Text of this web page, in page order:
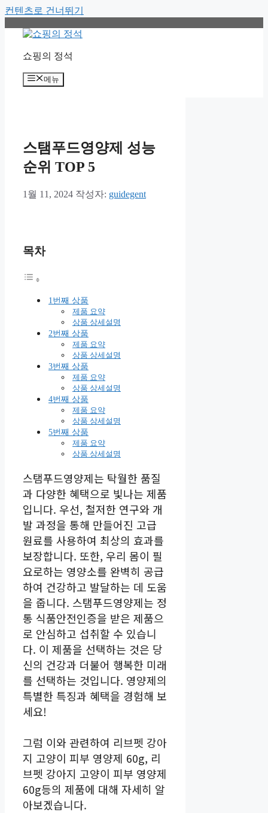
컨텐츠로 건너뛰기
쇼핑의 정석
메뉴
스탬푸드영양제 성능
순위 TOP 5
1월 11, 2024 작성자: guidegent
목차
1번째 상품
제품 요약
상품 상세설명
2번째 상품
제품 요약
상품 상세설명
3번째 상품
제품 요약
상품 상세설명
4번째 상품
제품 요약
상품 상세설명
5번째 상품
제품 요약
상품 상세설명
스탬푸드영양제는 탁월한 품질
과 다양한 혜택으로 빛나는 제품
입니다. 우선, 철저한 연구와 개
발 과정을 통해 만들어진 고급
원료를 사용하여 최상의 효과를
보장합니다. 또한, 우리 몸이 필
요로하는 영양소를 완벽히 공급
하여 건강하고 발달하는 데 도움
을 줍니다. 스탬푸드영양제는 정
통 식품안전인증을 받은 제품으
로 안심하고 섭취할 수 있습니
다. 이 제품을 선택하는 것은 당
신의 건강과 더불어 행복한 미래
를 선택하는 것입니다. 영양제의
특별한 특징과 혜택을 경험해 보
세요!
그럼 이와 관련하여 리브펫 강아
지 고양이 피부 영양제 60g, 리
브펫 강아지 고양이 피부 영양제
60g등의 제품에 대해 자세히 알
아보겠습니다.